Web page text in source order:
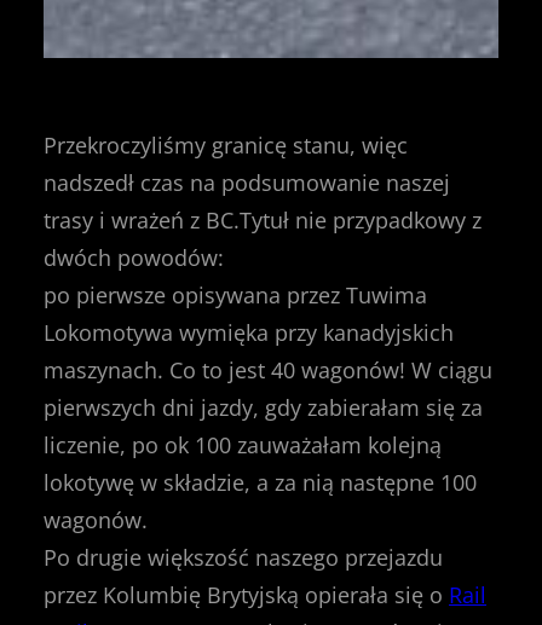
Przekroczyliśmy granicę stanu, więc
nadszedł czas na podsumowanie naszej
trasy i wrażeń z BC.Tytuł nie przypadkowy z
dwóch powodów:
po pierwsze opisywana przez Tuwima
Lokomotywa wymięka przy kanadyjskich
maszynach. Co to jest 40 wagonów! W ciągu
pierwszych dni jazdy, gdy zabierałam się za
liczenie, po ok 100 zauważałam kolejną
lokotywę w składzie, a za nią następne 100
wagonów.
Po drugie większość naszego przejazdu
przez Kolumbię Brytyjską opierała się o Rail